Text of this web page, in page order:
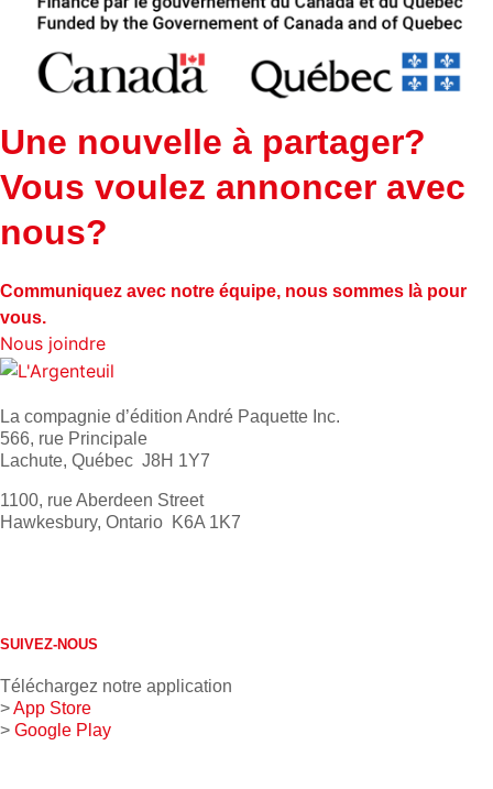
Une nouvelle à partager?
Vous voulez annoncer avec
nous?
Communiquez avec notre équipe, nous sommes là pour
vous.
Nous joindre
La compagnie d’édition André Paquette Inc.
566, rue Principale
Lachute, Québec J8H 1Y7
1100, rue Aberdeen Street
Hawkesbury, Ontario K6A 1K7
SUIVEZ-NOUS
Téléchargez notre application
>App Store
> Google Play